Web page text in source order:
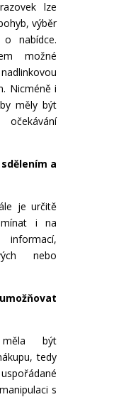
lze
výběr
nabídce.
možné
Nicméně i
měly být
a
je určitě
i na
nebo
být
tedy
s